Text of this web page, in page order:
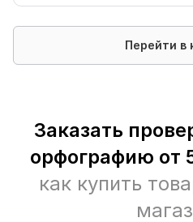
Перейти в
Заказать
орфографию от
как купить